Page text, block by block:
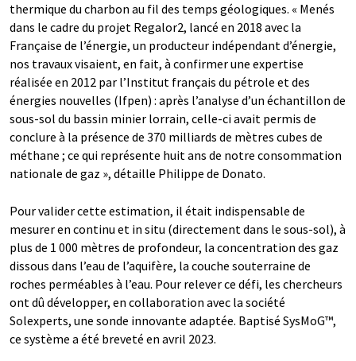
thermique du charbon au fil des temps géologiques. « Menés
dans le cadre du projet Regalor2, lancé en 2018 avec la
Française de l’énergie, un producteur indépendant d’énergie,
nos travaux visaient, en fait, à confirmer une expertise
réalisée en 2012 par l’Institut français du pétrole et des
énergies nouvelles (Ifpen) : après l’analyse d’un échantillon de
sous-sol du bassin minier lorrain, celle-ci avait permis de
conclure à la présence de 370 milliards de mètres cubes de
méthane ; ce qui représente huit ans de notre consommation
nationale de gaz », détaille Philippe de Donato.
Pour valider cette estimation, il était indispensable de
mesurer en continu et in situ (directement dans le sous-sol), à
plus de 1 000 mètres de profondeur, la concentration des gaz
dissous dans l’eau de l’aquifère, la couche souterraine de
roches perméables à l’eau. Pour relever ce défi, les chercheurs
ont dû développer, en collaboration avec la société
Solexperts, une sonde innovante adaptée. Baptisé SysMoG™,
ce système a été breveté en avril 2023.